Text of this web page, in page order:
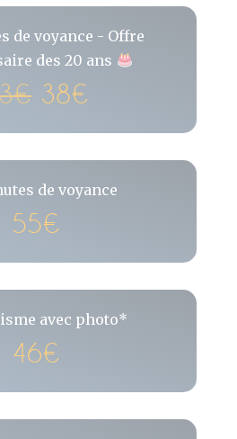
de voyance - Offre
des 20 ans
38€
de voyance
55€
avec photo*
46€